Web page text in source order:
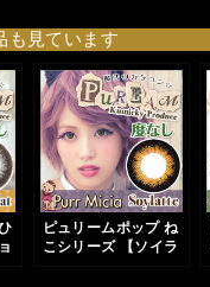
も見ています
ピュリームポップ ね
こシリーズ 【ソイラ